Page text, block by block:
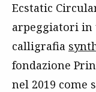
Ecstatic
arpeggiatori in
calligrafia
fondazione
nel 2019 come